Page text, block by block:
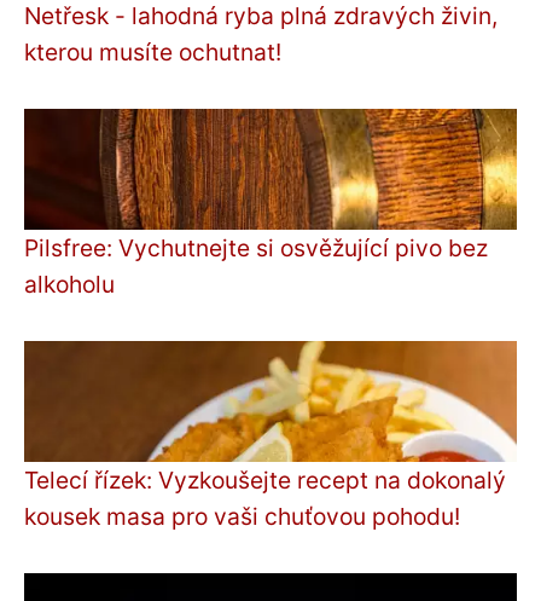
Netřesk - lahodná ryba plná zdravých živin,
kterou musíte ochutnat!
Pilsfree: Vychutnejte si osvěžující pivo bez
alkoholu
Telecí řízek: Vyzkoušejte recept na dokonalý
kousek masa pro vaši chuťovou pohodu!